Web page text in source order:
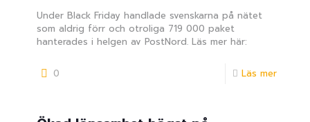
Under Black Friday handlade svenskarna på nätet
som aldrig förr och otroliga 719 000 paket
hanterades i helgen av PostNord. Läs mer här:
0 Läs mer